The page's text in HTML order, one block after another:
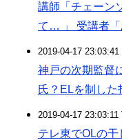
講師「チェーン
て… 」 受講者
2019-04-17
神戸の次期監督
氏？ELを制した
2019-04-17
テレ東でOLの